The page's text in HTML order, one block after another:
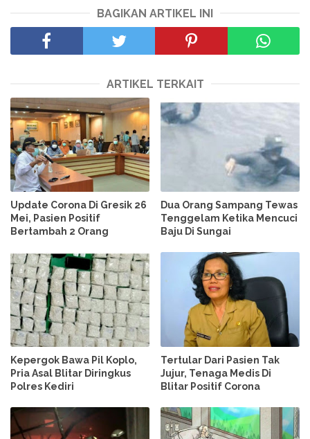
BAGIKAN ARTIKEL INI
ARTIKEL TERKAIT
Update Corona Di Gresik 26
Mei, Pasien Positif
Bertambah 2 Orang
Dua Orang Sampang Tewas
Tenggelam Ketika Mencuci
Baju Di Sungai
Kepergok Bawa Pil Koplo,
Pria Asal Blitar Diringkus
Polres Kediri
Tertular Dari Pasien Tak
Jujur, Tenaga Medis Di
Blitar Positif Corona